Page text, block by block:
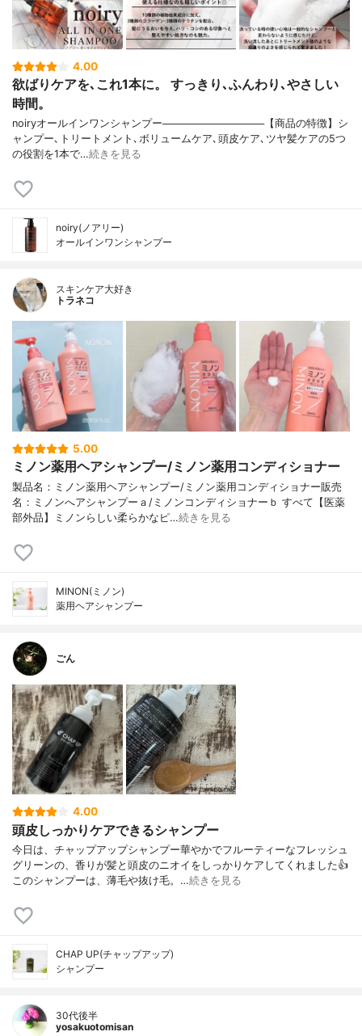
4.00
欲ばりケアを､これ1本に。 すっきり､ふんわり､やさしい
時間。
noiryオールインワンシャンプー──────────────【商品の特徴】シ
ャンプー､トリートメント､ボリュームケア､頭皮ケア､ツヤ髪ケアの5つ
の役割を1本で…続きを見る
noiry(ノアリー)
オールインワンシャンプー
スキンケア大好き
トラネコ
5.00
ミノン薬用ヘアシャンプー/ミノン薬用コンディショナー
製品名：ミノン薬用ヘアシャンプー/ミノン薬用コンディショナー販売
名：ミノンへアシャンプーａ/ミノンコンディショナーｂ すべて【医薬
部外品】ミノンらしい柔らかなピ…続きを見る
MINON(ミノン)
薬用ヘアシャンプー
ごん
4.00
頭皮しっかりケアできるシャンプー
今日は、チャップアップシャンプー華やかでフルーティーなフレッシュ
グリーンの、香りが髪と頭皮のニオイをしっかりケアしてくれました👍
このシャンプーは、薄毛や抜け毛。…続きを見る
CHAP UP(チャップアップ)
シャンプー
30代後半
yosakuotomisan